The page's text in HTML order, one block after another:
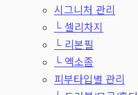
시그니처 관리
└ 셀리차지
└ 리본필
└ 엑소좀
피부타입별 관리